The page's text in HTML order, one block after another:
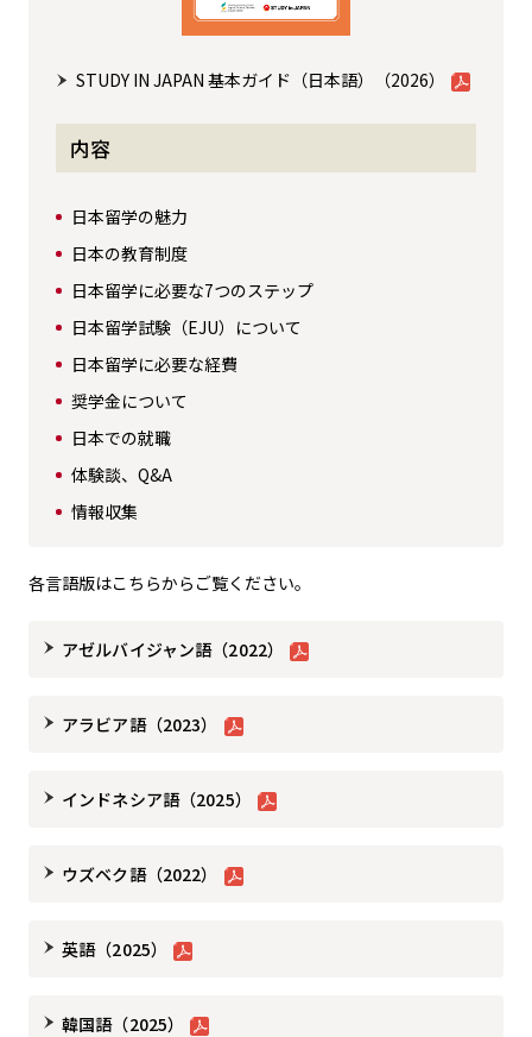
STUDY IN JAPAN 基本ガイド（日本語）（2026）
内容
日本留学の魅力
日本の教育制度
日本留学に必要な7つのステップ
日本留学試験（EJU）について
日本留学に必要な経費
奨学金について
日本での就職
体験談、Q&A
情報収集
各言語版はこちらからご覧ください。
アゼルバイジャン語（2022）
アラビア語（2023）
インドネシア語（2025）
ウズベク語（2022）
英語（2025）
韓国語（2025）